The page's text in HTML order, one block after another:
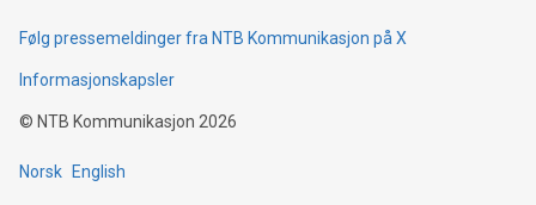
Følg pressemeldinger fra NTB Kommunikasjon på X
Informasjonskapsler
© NTB Kommunikasjon 2026
Norsk English